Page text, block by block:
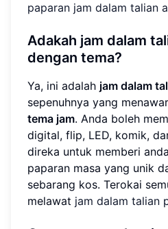
paparan jam dalam talian
Adakah jam dalam
dengan tema?
Ya, ini adalah jam dalam
sepenuhnya yang
tema jam. Anda boleh
digital, flip, LED, komik,
direka untuk memberi
paparan masa yang unik
sebarang kos. Terokai
melawat jam dalam talian